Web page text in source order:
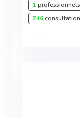
1
746